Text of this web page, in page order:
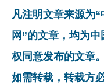
凡注明文章来源为
网”的文章，均为
权同意发布的文章。
如需转载，转载方